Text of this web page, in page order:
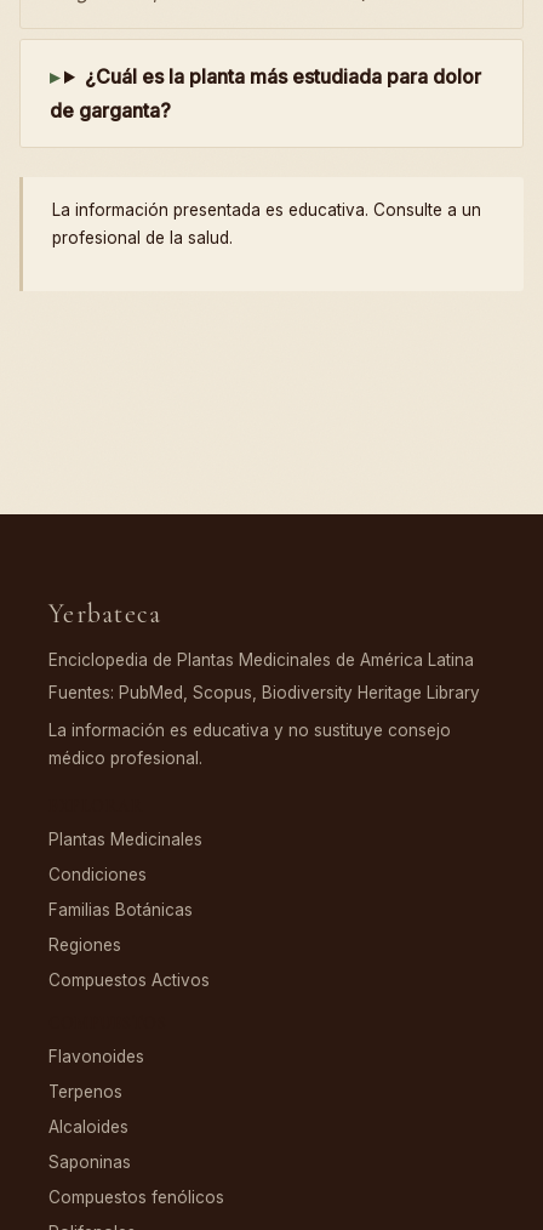
¿Cuál es la planta más estudiada para dolor
de garganta?
La información presentada es educativa. Consulte a un
profesional de la salud.
Yerbateca
Enciclopedia de Plantas Medicinales de América Latina
Fuentes: PubMed, Scopus, Biodiversity Heritage Library
La información es educativa y no sustituye consejo
médico profesional.
Plantas Medicinales
Condiciones
Familias Botánicas
Regiones
Compuestos Activos
Flavonoides
Terpenos
Alcaloides
Saponinas
Compuestos fenólicos